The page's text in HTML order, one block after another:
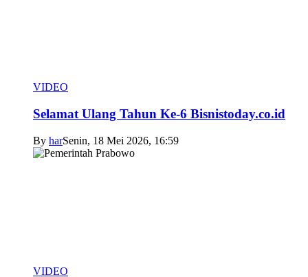
VIDEO
Selamat Ulang Tahun Ke-6 Bisnistoday.co.id
By harSenin, 18 Mei 2026, 16:59
VIDEO